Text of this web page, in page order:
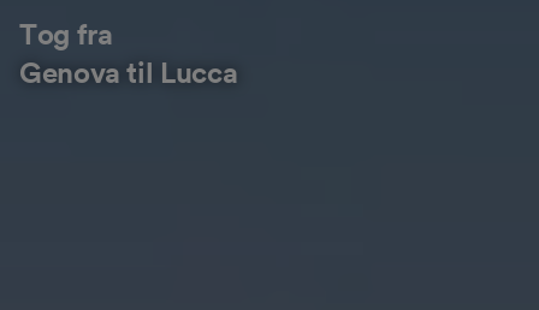
Tog fra
Genova til Lucca